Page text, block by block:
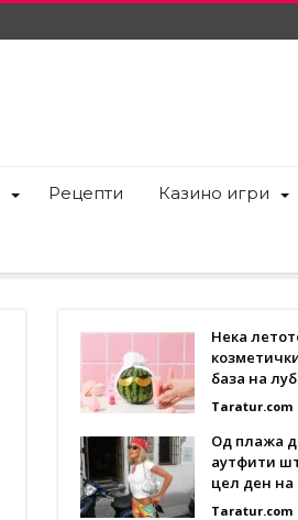
Рецепти Казино игри
Нека
база на
Taratur.com
Од плажа
аутфити
цел ден
Taratur.com